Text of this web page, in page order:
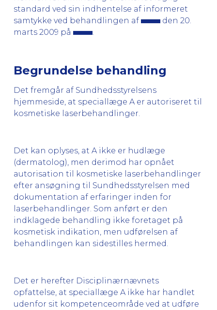
standard ved sin indhentelse af informeret
samtykke ved behandlingen af
den 20.
marts 2009 på
Begrundelse behandling
Det fremgår af Sundhedsstyrelsens
hjemmeside, at speciallæge A er autoriseret til
kosmetiske laserbehandlinger.
Det kan oplyses, at A ikke er hudlæge
(dermatolog), men derimod har opnået
autorisation til kosmetiske laserbehandlinger
efter ansøgning til Sundhedsstyrelsen med
dokumentation af erfaringer inden for
laserbehandlinger. Som anført er den
indklagede behandling ikke foretaget på
kosmetisk indikation, men udførelsen af
behandlingen kan sidestilles hermed.
Det er herefter Disciplinærnævnets
opfattelse, at speciallæge A ikke har handlet
udenfor sit kompetenceområde ved at udføre